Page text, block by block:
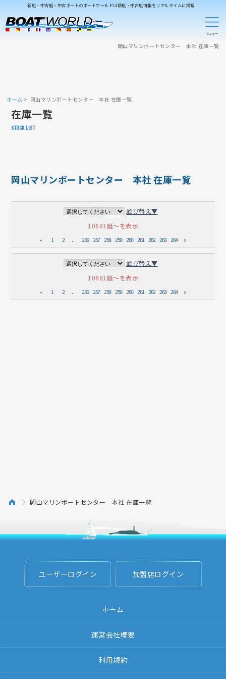
新艇・中古艇・中古ボートのボートワールドは新艇・中古艇情報をリアルタイムに掲載！
岡山マリンボートセンター 本社 在庫一覧
ホーム 岡山マリンボートセンター 本社 在庫一覧
在庫一覧
STOCK LIST
岡山マリンボートセンター 本社 在庫一覧
並び替え▼
10681艇～を表示
« 1 2 ... 256 257 258 259 260 261 262 263 264 »
並び替え▼
10681艇～を表示
« 1 2 ... 256 257 258 259 260 261 262 263 264 »
岡山マリンボートセンター 本社 在庫一覧
ユーザーログイン 加盟店ログイン
ホーム
運営会社概要
利用規約